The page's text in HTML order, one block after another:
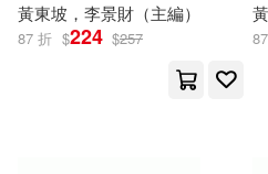
蔡杏山（主編）(64)
PRESTIGE DIGITAL
S(63)
河南美術出版社(718)
黃東坡，李景財（主編）
87 折 $224 $257